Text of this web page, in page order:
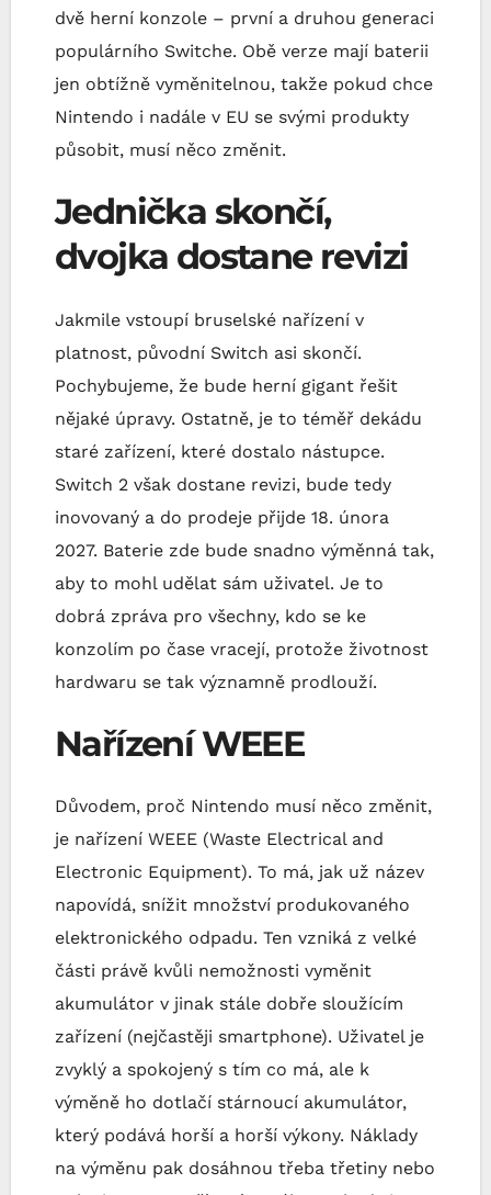
dvě herní konzole – první a druhou generaci
populárního Switche. Obě verze mají baterii
jen obtížně vyměnitelnou, takže pokud chce
Nintendo i nadále v EU se svými produkty
působit, musí něco změnit.
Jednička skončí,
dvojka dostane revizi
Jakmile vstoupí bruselské nařízení v
platnost, původní Switch asi skončí.
Pochybujeme, že bude herní gigant řešit
nějaké úpravy. Ostatně, je to téměř dekádu
staré zařízení, které dostalo nástupce.
Switch 2 však dostane revizi, bude tedy
inovovaný a do prodeje přijde 18. února
2027. Baterie zde bude snadno výměnná tak,
aby to mohl udělat sám uživatel. Je to
dobrá zpráva pro všechny, kdo se ke
konzolím po čase vracejí, protože životnost
hardwaru se tak významně prodlouží.
Nařízení WEEE
Důvodem, proč Nintendo musí něco změnit,
je nařízení WEEE (Waste Electrical and
Electronic Equipment). To má, jak už název
napovídá, snížit množství produkovaného
elektronického odpadu. Ten vzniká z velké
části právě kvůli nemožnosti vyměnit
akumulátor v jinak stále dobře sloužícím
zařízení (nejčastěji smartphone). Uživatel je
zvyklý a spokojený s tím co má, ale k
výměně ho dotlačí stárnoucí akumulátor,
který podává horší a horší výkony. Náklady
na výměnu pak dosáhnou třeba třetiny nebo